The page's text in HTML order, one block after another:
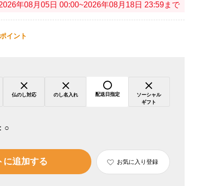
年08月05日 00:00~2026年08月18日 23:59まで
ポイント
仏のし対応 のし名入れ 配送日指定
ソーシャル
ギフト
○
に追加する お気に入り登録